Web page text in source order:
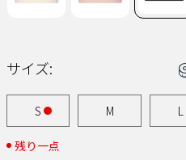
サイズ:
S M L
残り一点